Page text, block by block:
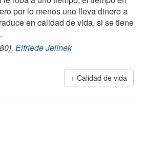
por lo menos uno lleva dinero a
en calidad de vida, si se tiene
Elfriede Jelinek
Calidad de vida